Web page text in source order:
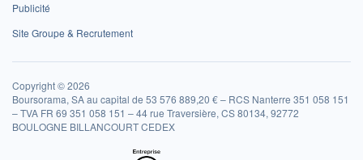
Publicité
Site Groupe & Recrutement
Copyright © 2026
Boursorama, SA au capital de 53 576 889,20 € – RCS Nanterre 351 058 151
– TVA FR 69 351 058 151 – 44 rue Traversière, CS 80134, 92772
BOULOGNE BILLANCOURT CEDEX